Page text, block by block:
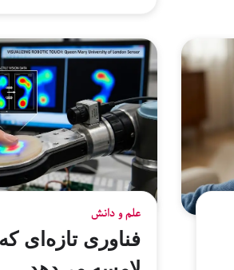
علم و دانش
فناوری تازه‌ای